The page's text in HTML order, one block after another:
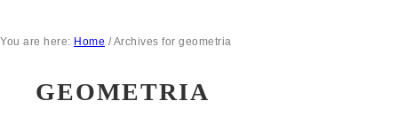
You are here: Home /Archives for geometria
GEOMETRIA